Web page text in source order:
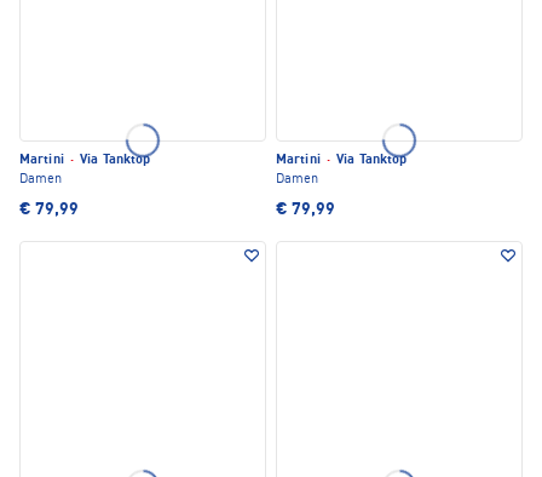
Martini · Via Tanktop
Damen
€ 79,99
Martini · Via Tanktop
Damen
€ 79,99